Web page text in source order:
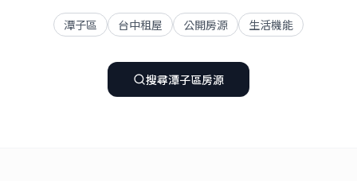
潭子區 台中租屋 公開房源 生活機能
搜尋潭子區房源